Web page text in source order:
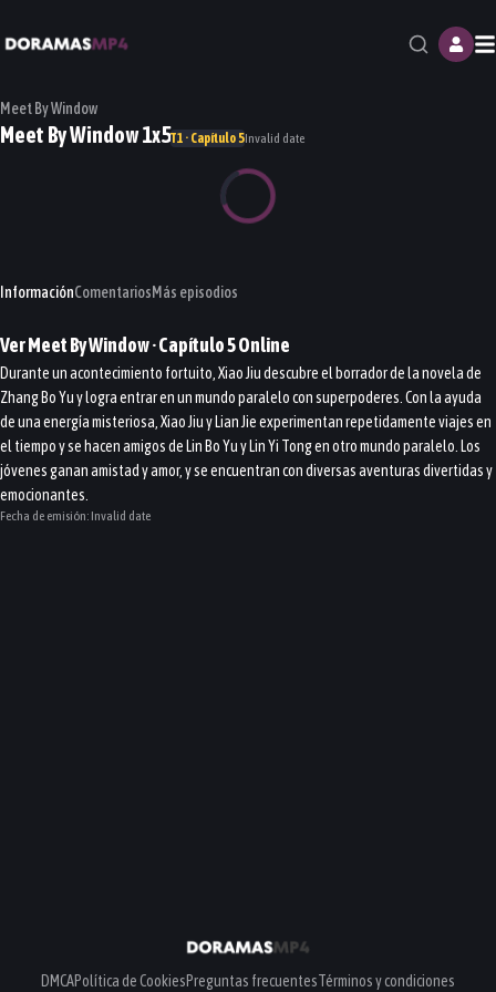
Meet By Window
Meet By Window 1x5T1 · Capítulo 5Invalid date
InformaciónComentariosMás episodios
VerMeet By Window· Capítulo5Online
Durante un acontecimiento fortuito, Xiao Jiu descubre el borrador de la novela de
Zhang Bo Yu y logra entrar en un mundo paralelo con superpoderes. Con la ayuda
de una energía misteriosa, Xiao Jiu y Lian Jie experimentan repetidamente viajes en
el tiempo y se hacen amigos de Lin Bo Yu y Lin Yi Tong en otro mundo paralelo. Los
jóvenes ganan amistad y amor, y se encuentran con diversas aventuras divertidas y
emocionantes.
Fecha de emisión: Invalid date
DMCAPolítica de CookiesPreguntas frecuentesTérminos y condiciones